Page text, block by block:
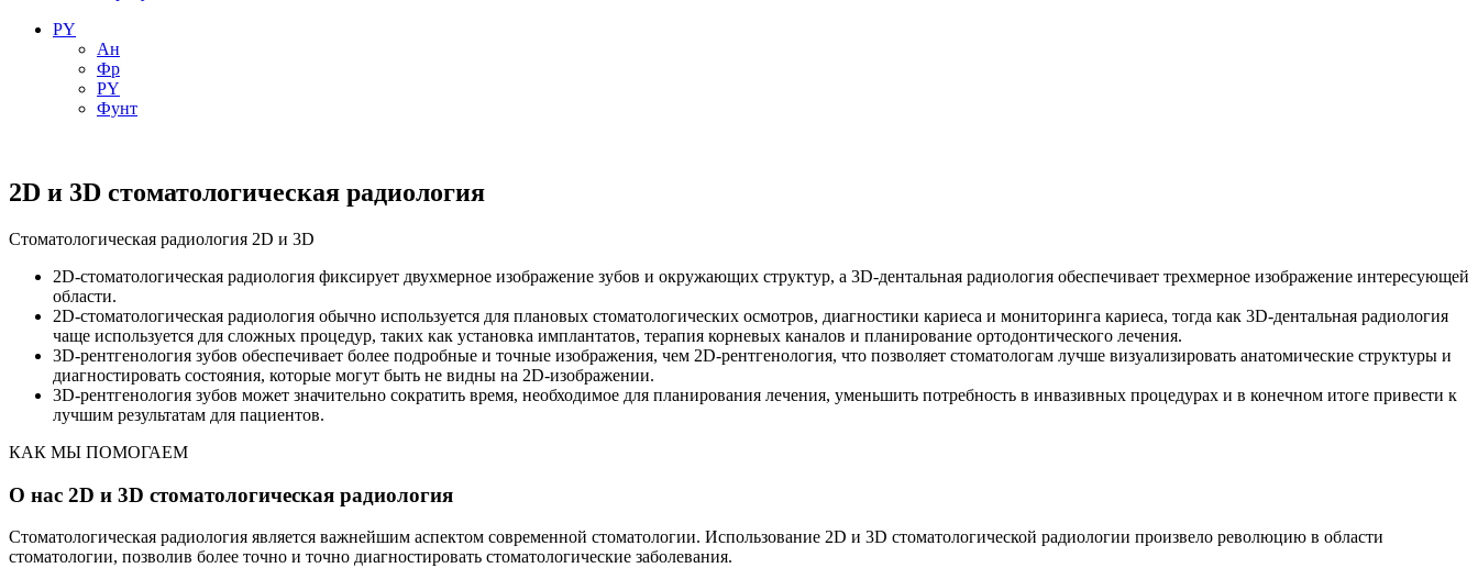
РY
Ан
Фр
РY
Фунт
2D и 3D стоматологическая радиология
Стоматологическая радиология 2D и 3D
2D-стоматологическая радиология фиксирует двухмерное изображение зубов и окружающих структур, а 3D-дентальная радиология обеспечивает трехмерное изображение интересующей
области.
2D-стоматологическая радиология обычно используется для плановых стоматологических осмотров, диагностики кариеса и мониторинга кариеса, тогда как 3D-дентальная радиология
чаще используется для сложных процедур, таких как установка имплантатов, терапия корневых каналов и планирование ортодонтического лечения.
3D-рентгенология зубов обеспечивает более подробные и точные изображения, чем 2D-рентгенология, что позволяет стоматологам лучше визуализировать анатомические структуры и
диагностировать состояния, которые могут быть не видны на 2D-изображении.
3D-рентгенология зубов может значительно сократить время, необходимое для планирования лечения, уменьшить потребность в инвазивных процедурах и в конечном итоге привести к
лучшим результатам для пациентов.
КАК МЫ ПОМОГАЕМ
О нас 2D и 3D стоматологическая радиология
Стоматологическая радиология является важнейшим аспектом современной стоматологии. Использование 2D и 3D стоматологической радиологии произвело революцию в области
стоматологии, позволив более точно и точно диагностировать стоматологические заболевания.